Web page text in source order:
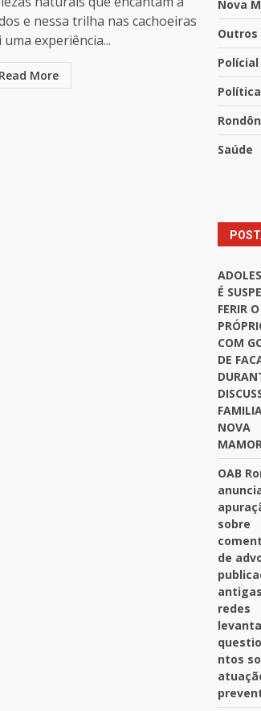
e nessa trilha nas cachoeiras
experiência...
Read More
Nova
Outros
Polícial
Política
Saúde
É
FERIR O
COM
DE
NOVA
OAB
sobre
de
redes
ntos